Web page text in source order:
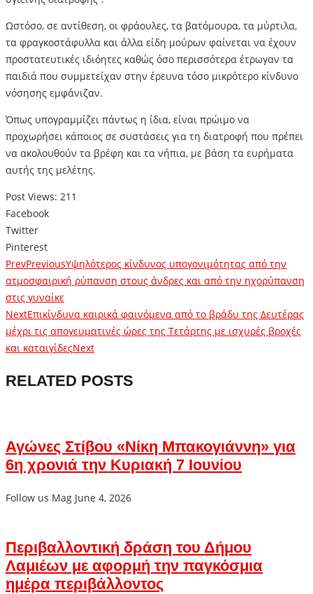
Ωστόσο, σε αντίθεση, οι φράουλες, τα βατόμουρα, τα μύρτιλα,
τα φραγκοστάφυλλα και άλλα είδη μούρων φαίνεται να έχουν
προστατευτικές ιδιόητες καθώς όσο περισσότερα έτρωγαν τα
παιδιά που συμμετείχαν στην έρευνα τόσο μικρότερο κίνδυνο
νόσησης εμφάνιζαν.
Όπως υπογραμμίζει πάντως η ίδια, είναι πρώιμο να
προχωρήσει κάποιος σε συστάσεις για τη διατροφή που πρέπει
να ακολουθούν τα βρέφη και τα νήπια, με βάση τα ευρήματα
αυτής της μελέτης.
Post Views: 211
Facebook
Twitter
Pinterest
PrevPreviousΥψηλότερος κίνδυνος υπογονιμότητας από την
ατμοσφαιρική ρύπανση στους άνδρες και από την ηχορύπανση
στις γυναίκε
NextΕπικίνδυνα καιρικά φαινόμενα από το βράδυ της Δευτέρας
μέχρι τις απογευματινές ώρες της Τετάρτης με ισχυρές βροχές
και καταιγίδεςNext
RELATED POSTS
Αγώνες Στίβου «Νίκη Μπακογιάννη» για
6η χρονιά την Κυριακή 7 Ιουνίου
Follow us Mag June 4, 2026
Περιβαλλοντική δράση του Δήμου
Λαμιέων με αφορμή την παγκόσμια
ημέρα περιβάλλοντος